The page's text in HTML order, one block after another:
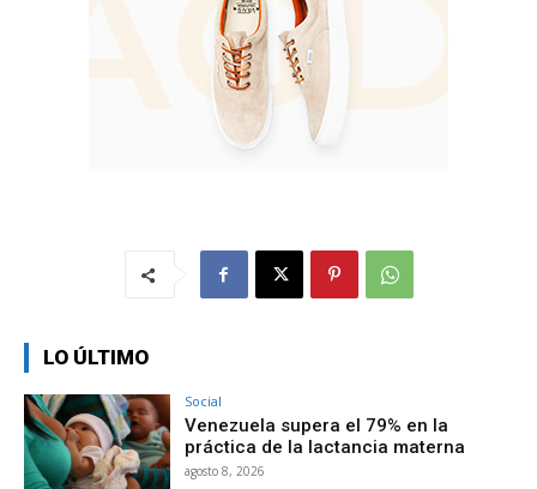
LO ÚLTIMO
Social
Venezuela supera el 79% en la
práctica de la lactancia materna
agosto 8, 2026